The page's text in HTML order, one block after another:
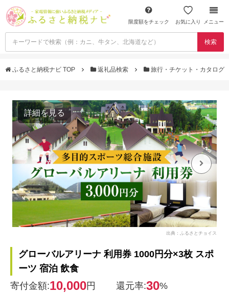
限度額をチェック お気に入り メニュー
検索
ふるさと納税ナビ TOP 返礼品検索 旅行・チケット・カタログ
詳細を見る
出典：ふるさとチョイス
グローバルアリーナ 利用券 1000円分×3枚 スポ
ーツ 宿泊 飲食
寄付金額:10,000円 還元率:30%